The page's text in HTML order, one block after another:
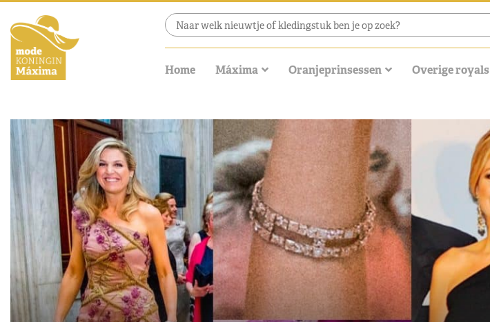
Home Máxima Oranjeprinsessen Overige royals